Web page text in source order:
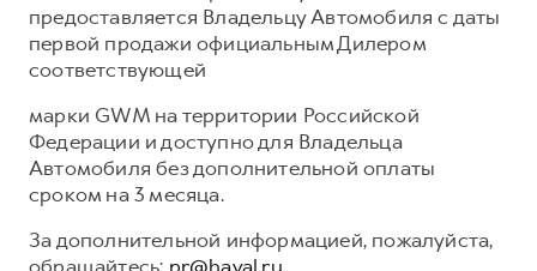
предоставляется Владельцу Автомобиля с даты
первой продажи официальным Дилером
соответствующей
марки GWM на территории Российской
Федерации и доступно для Владельца
Автомобиля без дополнительной оплаты
сроком на 3 месяца.
За дополнительной информацией, пожалуйста,